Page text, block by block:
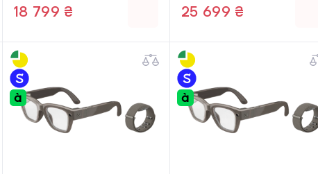
Lenses (RW4014 6701CH
18 799 ₴
Lenses (RW4014 6700MF
25 699 ₴